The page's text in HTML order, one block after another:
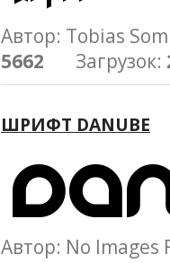
Автор: Tobias
5662 Загрузок:
ШРИФТ DANUBE
Автор: No